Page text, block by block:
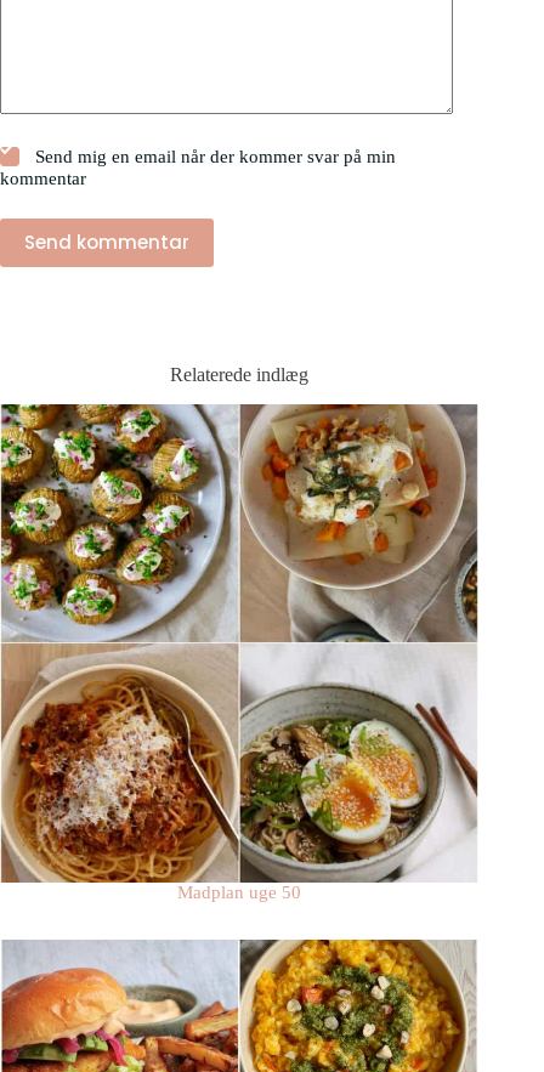
Send mig en email når der kommer svar på min
kommentar
Send kommentar
Relaterede indlæg
Madplan uge 50